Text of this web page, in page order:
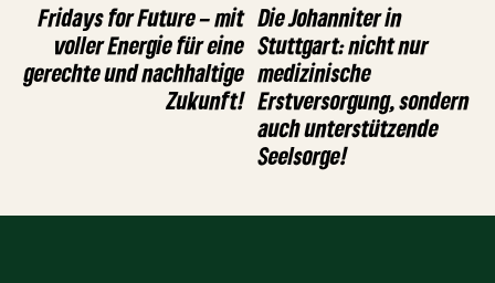
Fridays for Future – mit
voller Energie für eine
gerechte und nachhaltige
Zukunft!
Die Johanniter in
Stuttgart: nicht nur
medizinische
Erstversorgung, sondern
auch unterstützende
Seelsorge!